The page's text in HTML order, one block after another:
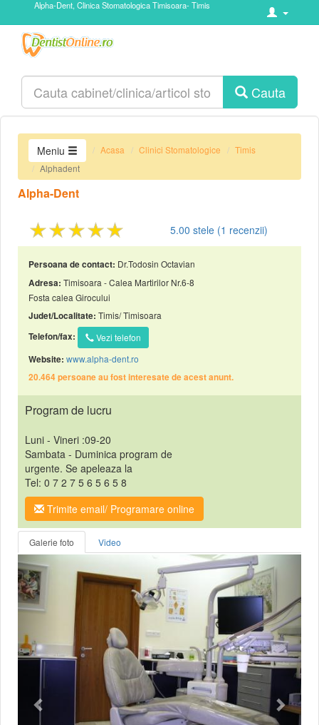
Alpha-Dent, Clinica Stomatologica Timisoara- Timis
Cauta
Meniu Acasa Clinici Stomatologice
Timis
Alphadent
Alpha-Dent
★★★★★ 5.00 stele (1 recenzii)
Persoana de contact: Dr.Todosin Octavian
Adresa: Timisoara - Calea Martirilor Nr.6-8
Fosta calea Girocului
Judet/Localitate: Timis/ Timisoara
Telefon/fax:
Vezi telefon
Website: www.alpha-dent.ro
20.464 persoane au fost interesate de acest anunt.
Program de lucru
Luni - Vineri :09-20
Sambata - Duminica program de
urgente. Se apeleaza la
Tel: 0 7 2 7 5 6 5 6 5 8
Trimite email/ Programare online
Galerie foto Video
Anterior